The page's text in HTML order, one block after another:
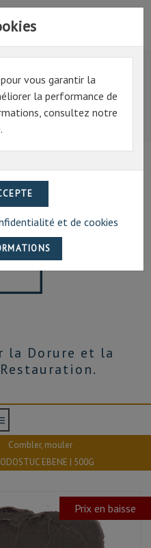
bénéficier de la remise de
pour bénéficier de la
15%)
la Dorure et la
vous garantir la
la performance de
consultez notre
et de cookies
Combler, mouler
EBENE | 500G
Prix en baisse
PRODUIT